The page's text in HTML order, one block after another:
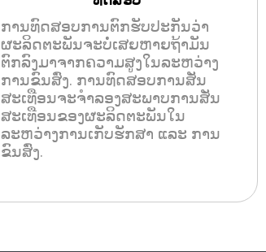
ການທົດສອບການຕົກຮັບປະກັນວ່າ
ຜະລິດຕະພັນຈະບໍ່ເສຍຫາຍຖ້າມັນ
ຕົກລົງມາຈາກຄວາມສູງໃນລະຫວ່າງ
ການຂົນສົ່ງ. ການທົດສອບການສັ່ນ
ສະເທືອນຈະຈຳລອງສະພາບການສັ່ນ
ສະເທືອນຂອງຜະລິດຕະພັນໃນ
ລະຫວ່າງການເກັບຮັກສາ ແລະ ການ
ຂົນສົ່ງ.